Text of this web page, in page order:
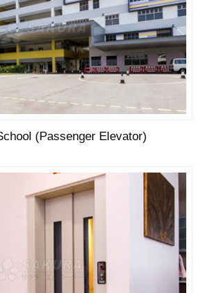
(Passenger Elevator)